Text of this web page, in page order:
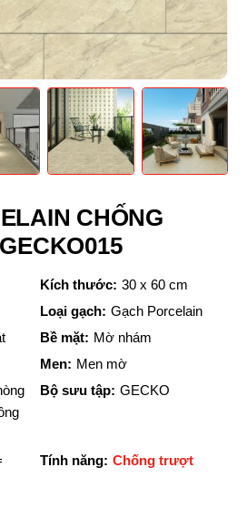
CHỐNG
Kích thước: 30 x 60 cm
Loại gạch: Gạch Porcelain
Bề mặt: Mờ nhám
Men: Men mờ
Bộ sưu tập: GECKO
Tính năng: Chống trượt